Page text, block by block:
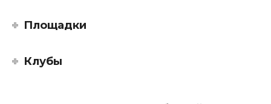
Площадки
Клубы